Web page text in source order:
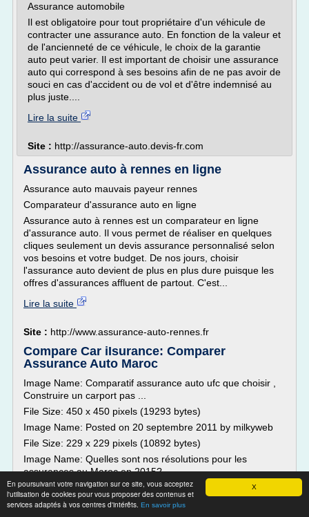
X
En poursuivant votre navigation sur ce site, vous acceptez
l'utilisation de cookies pour vous proposer des contenus et
services adaptés à vos centres d'intérêts. En savoir plus
Assurance automobile
Il est obligatoire pour tout propriétaire d'un véhicule de
contracter une assurance auto. En fonction de la valeur et
de l'ancienneté de ce véhicule, le choix de la garantie
auto peut varier. Il est important de choisir une assurance
auto qui correspond à ses besoins afin de ne pas avoir de
souci en cas d'accident ou de vol et d'être indemnisé au
plus juste....
Lire la suite
Site : http://assurance-auto.devis-fr.com
Assurance auto à rennes en ligne
Assurance auto mauvais payeur rennes
Comparateur d'assurance auto en ligne
Assurance auto à rennes est un comparateur en ligne
d'assurance auto. Il vous permet de réaliser en quelques
cliques seulement un devis assurance personnalisé selon
vos besoins et votre budget. De nos jours, choisir
l'assurance auto devient de plus en plus dure puisque les
offres d'assurances affluent de partout. C'est...
Lire la suite
Site : http://www.assurance-auto-rennes.fr
Compare Car iIsurance: Comparer
Assurance Auto Maroc
Image Name: Comparatif assurance auto ufc que choisir ,
Construire un carport pas ...
File Size: 450 x 450 pixels (19293 bytes)
Image Name: Posted on 20 septembre 2011 by milkyweb
File Size: 229 x 229 pixels (10892 bytes)
Image Name: Quelles sont nos résolutions pour les
assurances au Maroc en 2015?
File Size: 1600 x 1600 pixels (137312 bytes)
Image Name: Faire habillage wc suspendu ,...